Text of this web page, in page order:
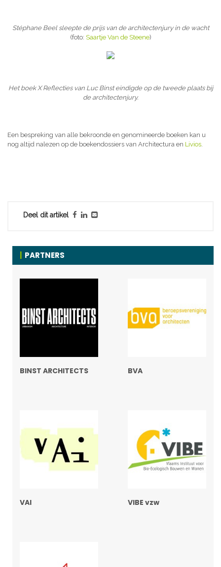
Stéphane Beel sleepte de prijs van de architectenjury in de wacht
(foto: Saartje Van de Steene)
Het boek X Reflecties van Luc Binst eindigde op de tweede plaats bij
de architectenjury.
Een bespreking van alle bekroonde en genomineerde boeken kan u
nog altijd nalezen op de boekendossiers van Architectura en Livios.
Deel dit artikel
PARTNERS
BINST ARCHITECTS BVA
VAI VIBE vzw